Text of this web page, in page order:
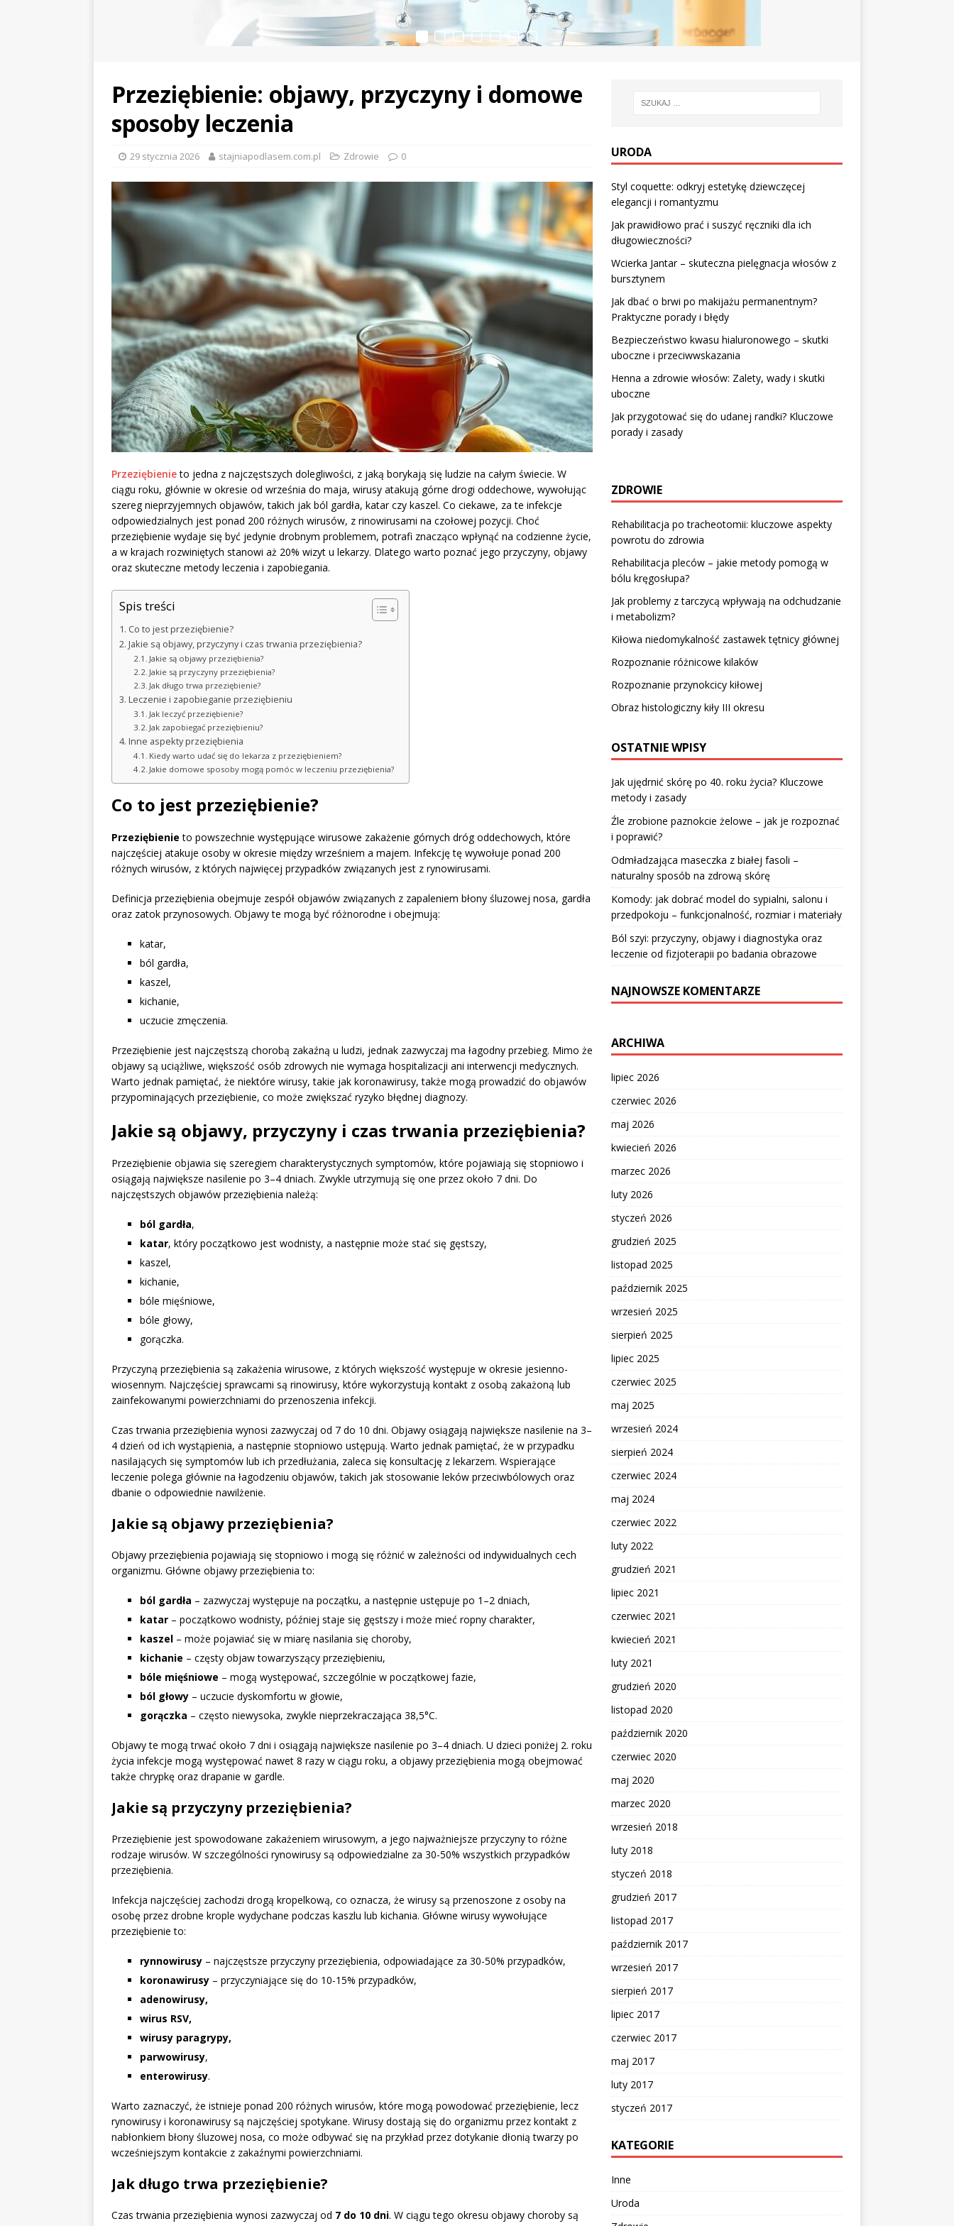
Przeziębienie: objawy, przyczyny i domowe
sposoby leczenia
29 stycznia 2026 stajniapodlasem.com.pl Zdrowie 0
Przeziębienieto jedna z najczęstszych dolegliwości, z jaką borykają się ludzie na całym świecie. W
ciągu roku, głównie w okresie od września do maja, wirusy atakują górne drogi oddechowe, wywołując
szereg nieprzyjemnych objawów, takich jak ból gardła, katar czy kaszel. Co ciekawe, za te infekcje
odpowiedzialnych jest ponad 200 różnych wirusów, z rinowirusami na czołowej pozycji. Choć
przeziębienie wydaje się być jedynie drobnym problemem, potrafi znacząco wpłynąć na codzienne życie,
a w krajach rozwiniętych stanowi aż 20% wizyt u lekarzy. Dlatego warto poznać jego przyczyny, objawy
oraz skuteczne metody leczenia i zapobiegania.
Spis treści
Co to jest przeziębienie?
Jakie są objawy, przyczyny i czas trwania przeziębienia?
Jakie są objawy przeziębienia?
Jakie są przyczyny przeziębienia?
Jak długo trwa przeziębienie?
Leczenie i zapobieganie przeziębieniu
Jak leczyć przeziębienie?
Jak zapobiegać przeziębieniu?
Inne aspekty przeziębienia
Kiedy warto udać się do lekarza z przeziębieniem?
Jakie domowe sposoby mogą pomóc w leczeniu przeziębienia?
Co to jest przeziębienie?
Przeziębienie to powszechnie występujące wirusowe zakażenie górnych dróg oddechowych, które
najczęściej atakuje osoby w okresie między wrześniem a majem. Infekcję tę wywołuje ponad 200
różnych wirusów, z których najwięcej przypadków związanych jest z rynowirusami.
Definicja przeziębienia obejmuje zespół objawów związanych z zapaleniem błony śluzowej nosa, gardła
oraz zatok przynosowych. Objawy te mogą być różnorodne i obejmują:
katar,
ból gardła,
kaszel,
kichanie,
uczucie zmęczenia.
Przeziębienie jest najczęstszą chorobą zakaźną u ludzi, jednak zazwyczaj ma łagodny przebieg. Mimo że
objawy są uciążliwe, większość osób zdrowych nie wymaga hospitalizacji ani interwencji medycznych.
Warto jednak pamiętać, że niektóre wirusy, takie jak koronawirusy, także mogą prowadzić do objawów
przypominających przeziębienie, co może zwiększać ryzyko błędnej diagnozy.
Jakie są objawy, przyczyny i czas trwania przeziębienia?
Przeziębienie objawia się szeregiem charakterystycznych symptomów, które pojawiają się stopniowo i
osiągają największe nasilenie po 3–4 dniach. Zwykle utrzymują się one przez około 7 dni. Do
najczęstszych objawów przeziębienia należą:
ból gardła,
katar, który początkowo jest wodnisty, a następnie może stać się gęstszy,
kaszel,
kichanie,
bóle mięśniowe,
bóle głowy,
gorączka.
Przyczyną przeziębienia są zakażenia wirusowe, z których większość występuje w okresie jesienno-
wiosennym. Najczęściej sprawcami są rinowirusy, które wykorzystują kontakt z osobą zakażoną lub
zainfekowanymi powierzchniami do przenoszenia infekcji.
Czas trwania przeziębienia wynosi zazwyczaj od 7 do 10 dni. Objawy osiągają największe nasilenie na 3–
4 dzień od ich wystąpienia, a następnie stopniowo ustępują. Warto jednak pamiętać, że w przypadku
nasilających się symptomów lub ich przedłużania, zaleca się konsultację z lekarzem. Wspierające
leczenie polega głównie na łagodzeniu objawów, takich jak stosowanie leków przeciwbólowych oraz
dbanie o odpowiednie nawilżenie.
Jakie są objawy przeziębienia?
Objawy przeziębienia pojawiają się stopniowo i mogą się różnić w zależności od indywidualnych cech
organizmu. Główne objawy przeziębienia to:
ból gardła – zazwyczaj występuje na początku, a następnie ustępuje po 1–2 dniach,
katar – początkowo wodnisty, później staje się gęstszy i może mieć ropny charakter,
kaszel – może pojawiać się w miarę nasilania się choroby,
kichanie – częsty objaw towarzyszący przeziębieniu,
bóle mięśniowe – mogą występować, szczególnie w początkowej fazie,
ból głowy – uczucie dyskomfortu w głowie,
gorączka – często niewysoka, zwykle nieprzekraczająca 38,5°C.
Objawy te mogą trwać około 7 dni i osiągają największe nasilenie po 3–4 dniach. U dzieci poniżej 2. roku
życia infekcje mogą występować nawet 8 razy w ciągu roku, a objawy przeziębienia mogą obejmować
także chrypkę oraz drapanie w gardle.
Jakie są przyczyny przeziębienia?
Przeziębienie jest spowodowane zakażeniem wirusowym, a jego najważniejsze przyczyny to różne
rodzaje wirusów. W szczególności rynowirusy są odpowiedzialne za 30-50% wszystkich przypadków
przeziębienia.
Infekcja najczęściej zachodzi drogą kropelkową, co oznacza, że wirusy są przenoszone z osoby na
osobę przez drobne krople wydychane podczas kaszlu lub kichania. Główne wirusy wywołujące
przeziębienie to:
rynnowirusy – najczęstsze przyczyny przeziębienia, odpowiadające za 30-50% przypadków,
koronawirusy – przyczyniające się do 10-15% przypadków,
adenowirusy,
wirus RSV,
wirusy paragrypy,
parwowirusy,
enterowirusy.
Warto zaznaczyć, że istnieje ponad 200 różnych wirusów, które mogą powodować przeziębienie, lecz
rynowirusy i koronawirusy są najczęściej spotykane. Wirusy dostają się do organizmu przez kontakt z
nabłonkiem błony śluzowej nosa, co może odbywać się na przykład przez dotykanie dłonią twarzy po
wcześniejszym kontakcie z zakaźnymi powierzchniami.
Jak długo trwa przeziębienie?
Czas trwania przeziębienia wynosi zazwyczaj od 7 do 10 dni. W ciągu tego okresu objawy choroby są
URODA
Styl coquette: odkryj estetykę dziewczęcej
elegancji i romantyzmu
Jak prawidłowo prać i suszyć ręczniki dla ich
długowieczności?
Wcierka Jantar – skuteczna pielęgnacja włosów z
bursztynem
Jak dbać o brwi po makijażu permanentnym?
Praktyczne porady i błędy
Bezpieczeństwo kwasu hialuronowego – skutki
uboczne i przeciwwskazania
Henna a zdrowie włosów: Zalety, wady i skutki
uboczne
Jak przygotować się do udanej randki? Kluczowe
porady i zasady
ZDROWIE
Rehabilitacja po tracheotomii: kluczowe aspekty
powrotu do zdrowia
Rehabilitacja pleców – jakie metody pomogą w
bólu kręgosłupa?
Jak problemy z tarczycą wpływają na odchudzanie
i metabolizm?
Kiłowa niedomykalność zastawek tętnicy głównej
Rozpoznanie różnicowe kilaków
Rozpoznanie przynokcicy kiłowej
Obraz histologiczny kiły III okresu
OSTATNIE WPISY
Jak ujędrnić skórę po 40. roku życia? Kluczowe
metody i zasady
Źle zrobione paznokcie żelowe – jak je rozpoznać
i poprawić?
Odmładzająca maseczka z białej fasoli –
naturalny sposób na zdrową skórę
Komody: jak dobrać model do sypialni, salonu i
przedpokoju – funkcjonalność, rozmiar i materiały
Ból szyi: przyczyny, objawy i diagnostyka oraz
leczenie od fizjoterapii po badania obrazowe
NAJNOWSZE KOMENTARZE
ARCHIWA
lipiec 2026
czerwiec 2026
maj 2026
kwiecień 2026
marzec 2026
luty 2026
styczeń 2026
grudzień 2025
listopad 2025
październik 2025
wrzesień 2025
sierpień 2025
lipiec 2025
czerwiec 2025
maj 2025
wrzesień 2024
sierpień 2024
czerwiec 2024
maj 2024
czerwiec 2022
luty 2022
grudzień 2021
lipiec 2021
czerwiec 2021
kwiecień 2021
luty 2021
grudzień 2020
listopad 2020
październik 2020
czerwiec 2020
maj 2020
marzec 2020
wrzesień 2018
luty 2018
styczeń 2018
grudzień 2017
listopad 2017
październik 2017
wrzesień 2017
sierpień 2017
lipiec 2017
czerwiec 2017
maj 2017
luty 2017
styczeń 2017
KATEGORIE
Inne
Uroda